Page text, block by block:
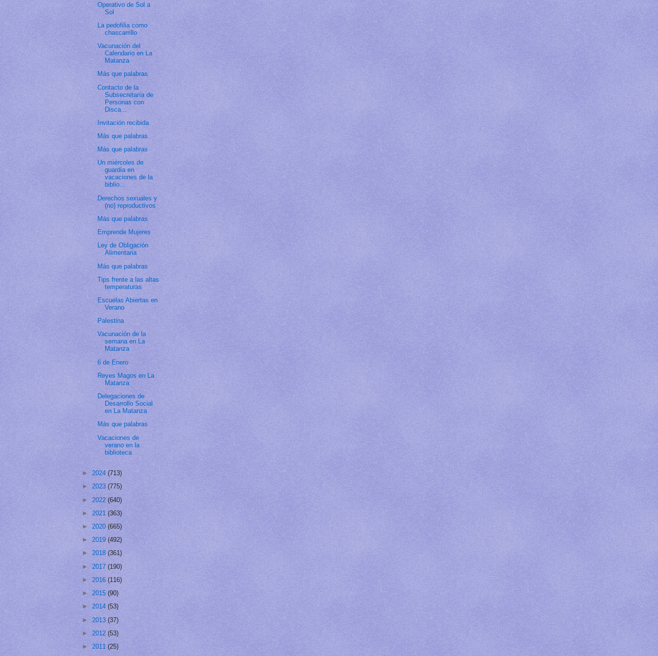
Operativo de Sol a
Sol
La pedofilia como
chascarrillo
Vacunación del
Calendario en La
Matanza
Más que palabras
Contacto de la
Subsecretaría de
Personas con
Disca...
Invitación recibida
Más que palabras
Más que palabras
Un miércoles de
guardia en
vacaciones de la
biblio...
Derechos sexuales y
(no) reproductivos
Más que palabras
Emprende Mujeres
Ley de Obligación
Alimentaria
Más que palabras
Tips frente a las altas
temperaturas
Escuelas Abiertas en
Verano
Palestina
Vacunación de la
semana en La
Matanza
6 de Enero
Reyes Magos en La
Matanza
Delegaciones de
Desarrollo Social
en La Matanza
Más que palabras
Vacaciones de
verano en la
biblioteca
► 2024 (713)
► 2023 (775)
► 2022 (640)
► 2021 (363)
► 2020 (665)
► 2019 (492)
► 2018 (361)
► 2017 (190)
► 2016 (116)
► 2015 (90)
► 2014 (53)
► 2013 (37)
► 2012 (53)
► 2011 (25)